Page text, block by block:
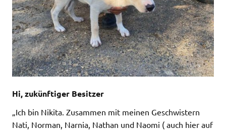
Hi, zukünftiger Besitzer
„Ich bin Nikita. Zusammen mit meinen Geschwistern
Nati, Norman, Narnia, Nathan und Naomi ( auch hier auf